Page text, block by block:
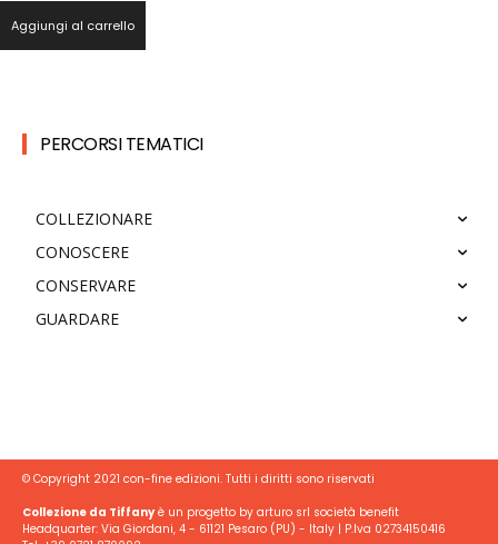
Aggiungi al carrello
PERCORSI TEMATICI
COLLEZIONARE
CONOSCERE
CONSERVARE
GUARDARE
© Copyright 2021 con-fine edizioni. Tutti i diritti sono riservati
Collezione da Tiffanyè un progetto by arturo srl società benefit
Headquarter: Via Giordani, 4 - 61121 Pesaro (PU) - Italy | P.Iva 02734150416